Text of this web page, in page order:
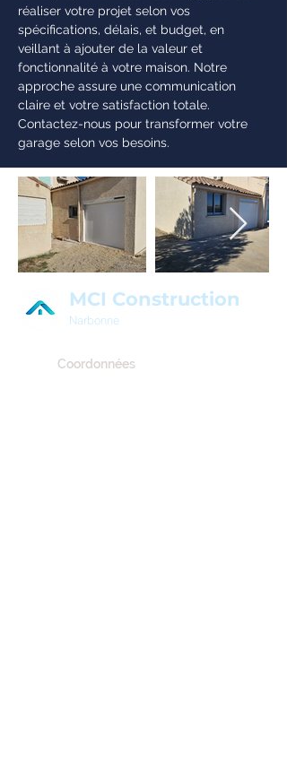
réaliser votre projet selon vos
spécifications, délais, et budget, en
veillant à ajouter de la valeur et
fonctionnalité à votre maison. Notre
approche assure une communication
claire et votre satisfaction totale.
Contactez-nous pour transformer votre
garage selon vos besoins.
MCI Construction
Narbonne
Coordonnées